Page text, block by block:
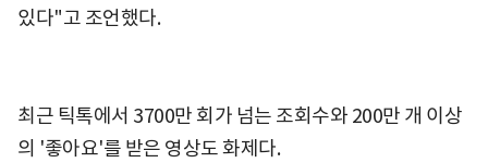
있다"고 조언했다.
최근 틱톡에서 3700만 회가 넘는 조회수와 200만 개 이상
의 '좋아요'를 받은 영상도 화제다.